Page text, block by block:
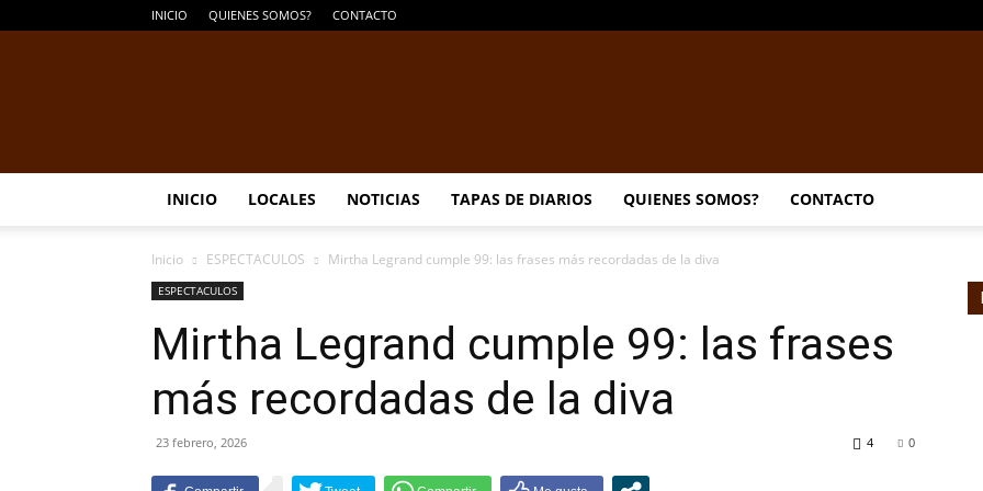
INICIO QUIENES SOMOS? CONTACTO
EL
INICIO LOCALES NOTICIAS TAPAS DE DIARIOS QUIENES SOMOS? CONTACTO
Inicio ESPECTACULOS Mirtha Legrand cumple 99: las frases más recordadas de la diva
ESPECTACULOS
Mirtha Legrand cumple 99: las frases
más recordadas de la diva
23 febrero, 2026 0
4